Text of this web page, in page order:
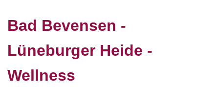
Bad Bevensen -
Lüneburger Heide -
Wellness